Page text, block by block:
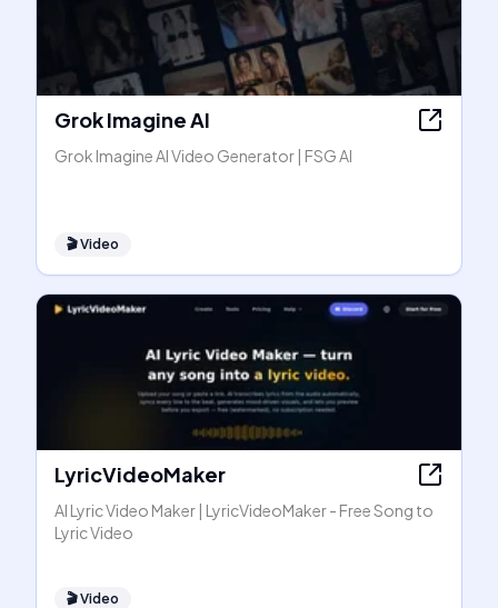
Grok Imagine AI
Grok Imagine AI Video Generator | FSG AI
🎬Video
LyricVideoMaker
AI Lyric Video Maker | LyricVideoMaker - Free Song to
Lyric Video
🎬Video